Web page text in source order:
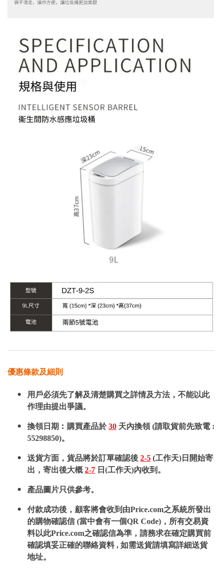
優惠條款及細則
用戶必須先了解及清楚購買之詳情及方法，不能以此
作理由提出爭議。
換領日期︰購買產品於30 天內換領 (請取貨前先致電 :
55298850)。
送貨方面，貨品將於訂單確認後 2-5 (工作天)日開始寄
出，寄出後大概2-7 日(工作天)內收到。
產品圖片只供參考。
付款成功後，顧客將會收到由Price.com之系統所發出
的購物確認信 (當中會有一個QR Code)，所有交易資
料以此Price.com之確認信為準，請務求在確定購買前
確認填妥正確的聯絡資料 , 如需送貨請填寫詳細送貨
地址。